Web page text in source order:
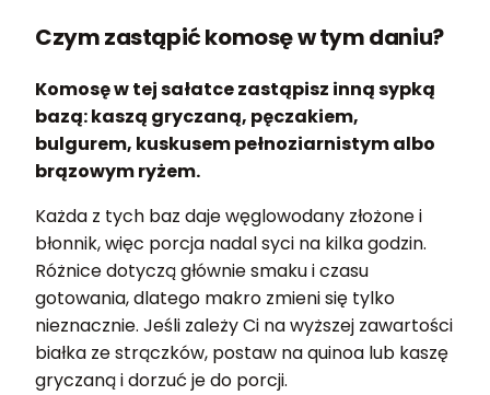
Czym zastąpić komosę w tym daniu?
Komosę w tej sałatce zastąpisz inną sypką
bazą: kaszą gryczaną, pęczakiem,
bulgurem, kuskusem pełnoziarnistym albo
brązowym ryżem.
Każda z tych baz daje węglowodany złożone i
błonnik, więc porcja nadal syci na kilka godzin.
Różnice dotyczą głównie smaku i czasu
gotowania, dlatego makro zmieni się tylko
nieznacznie. Jeśli zależy Ci na wyższej zawartości
białka ze strączków, postaw na quinoa lub kaszę
gryczaną i dorzuć je do porcji.